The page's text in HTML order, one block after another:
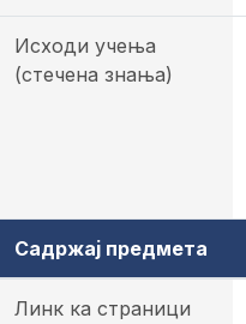
Исходи учења
(стечена знања)
Садржај предмета
Линк ка страници